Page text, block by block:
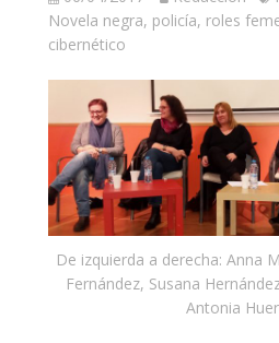
Novela negra, policía, roles
cibernético
De izquierda a derecha: Anna
Fernández, Susana
Antonia